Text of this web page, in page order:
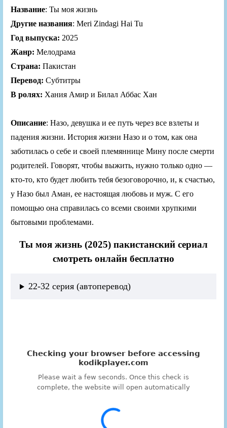
Название: Ты моя жизнь
Другие названия: Meri Zindagi Hai Tu
Год выпуска: 2025
Жанр: Мелодрама
Страна: Пакистан
Перевод: Субтитры
В ролях: Хания Амир и Билал Аббас Хан
Описание: Назо, девушка и ее путь через все взлеты и
падения жизни. История жизни Назо и о том, как она
заботилась о себе и своей племяннице Мину после смерти
родителей. Говорят, чтобы выжить, нужно только одно —
кто-то, кто будет любить тебя безоговорочно, и, к счастью,
у Назо был Аман, ее настоящая любовь и муж. С его
помощью она справилась со всеми своими хрупкими
бытовыми проблемами.
Ты моя жизнь (2025) пакистанский сериал
смотреть онлайн бесплатно
22-32 серия (автоперевод)